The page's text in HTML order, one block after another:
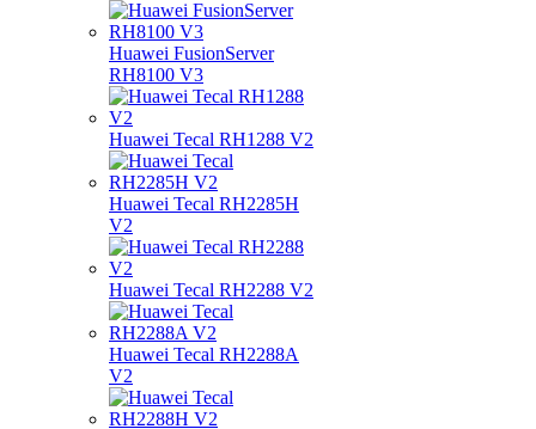
Huawei FusionServer
RH8100 V3
Huawei Tecal RH1288 V2
Huawei Tecal RH2285H
V2
Huawei Tecal RH2288 V2
Huawei Tecal RH2288A
V2